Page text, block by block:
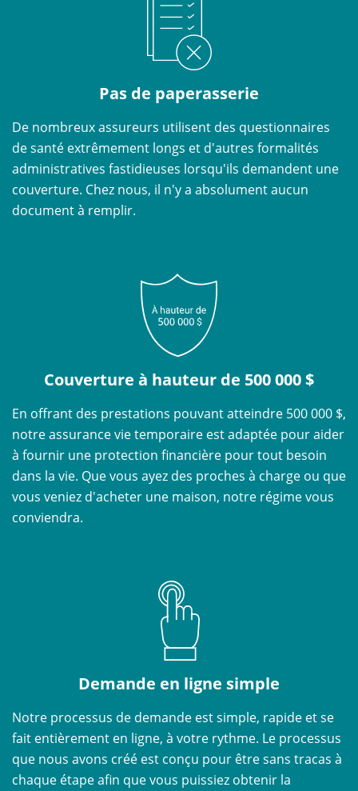
Pas de paperasserie
De nombreux assureurs utilisent des questionnaires
de santé extrêmement longs et d'autres formalités
administratives fastidieuses lorsqu'ils demandent une
couverture. Chez nous, il n'y a absolument aucun
document à remplir.
Couverture à hauteur de 500 000 $
En offrant des prestations pouvant atteindre 500 000 $,
notre assurance vie temporaire est adaptée pour aider
à fournir une protection financière pour tout besoin
dans la vie. Que vous ayez des proches à charge ou que
vous veniez d'acheter une maison, notre régime vous
conviendra.
Demande en ligne simple
Notre processus de demande est simple, rapide et se
fait entièrement en ligne, à votre rythme. Le processus
que nous avons créé est conçu pour être sans tracas à
chaque étape afin que vous puissiez obtenir la